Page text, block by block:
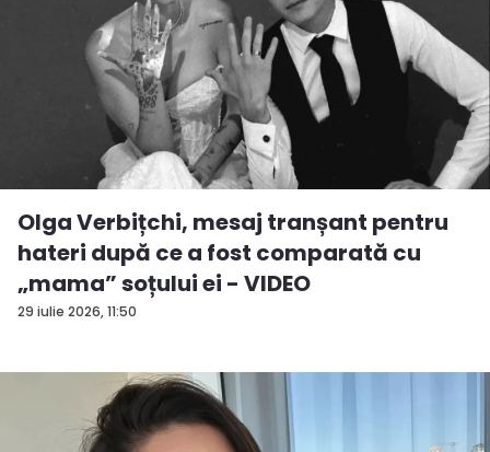
29 iulie 2026, 11:50
Olga Verbițchi, mesaj tranșant pentru
hateri după ce a fost comparată cu
„mama” soțului ei - VIDEO